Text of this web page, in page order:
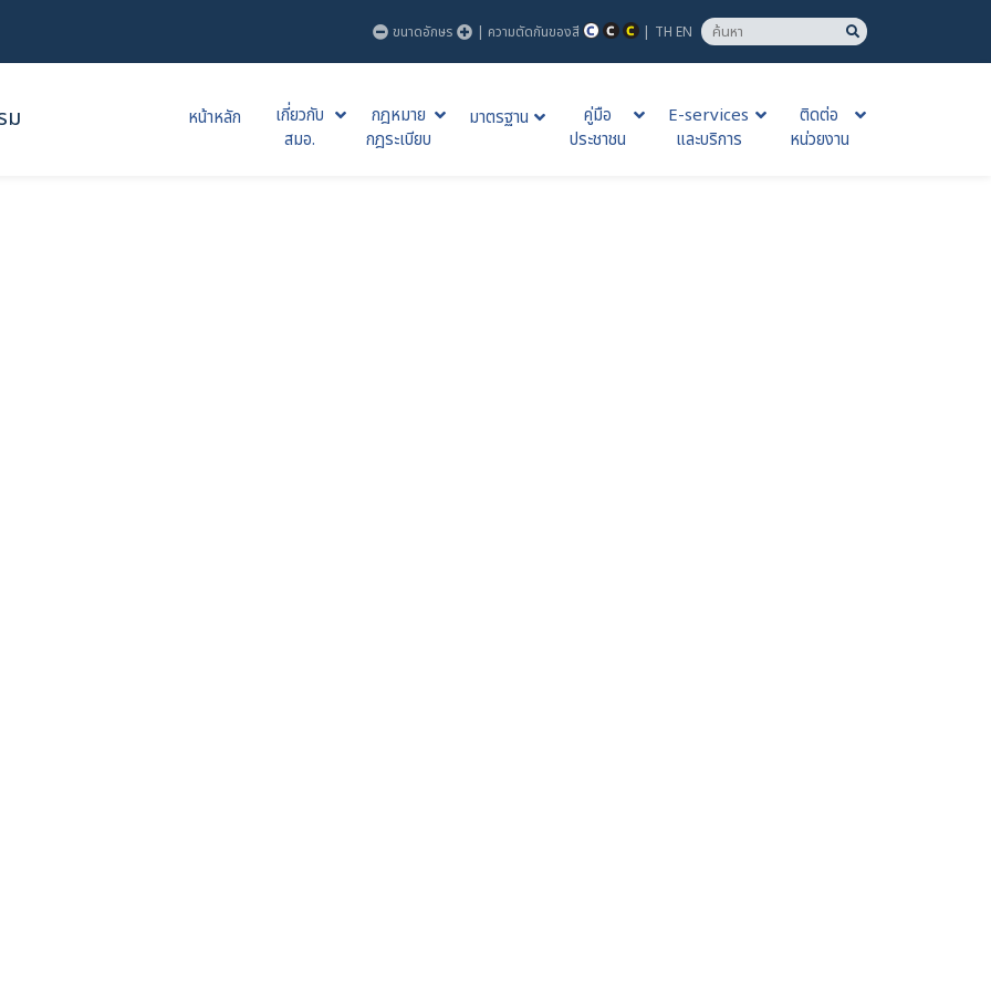
ขนาดอักษร | ความตัดกันของสี | TH EN
ม หน้าหลัก
เกี่ยวกับ
สมอ.
กฎหมาย
กฎระเบียบ
มาตรฐาน
คู่มือ
ประชาชน
E-services
และบริการ
ติดต่อ
หน่วยงาน